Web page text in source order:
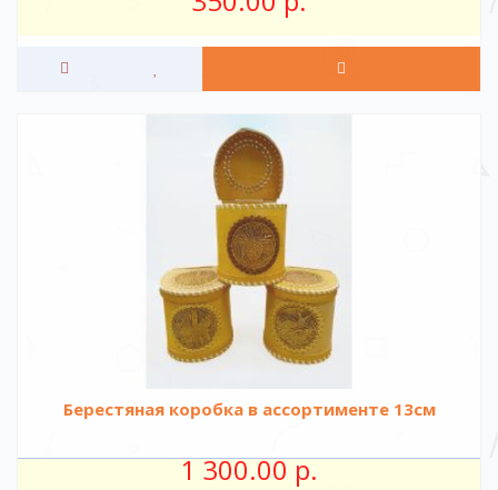
Берестяная коробка в ассортименте 13см
1 300.00 р.